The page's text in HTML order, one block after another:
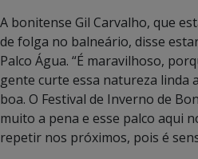
A bonitense Gil Carvalho, que
de folga no balneário, disse
Palco Água. “É maravilhoso,
gente curte essa natureza linda
boa. O Festival de Inverno de
muito a pena e esse palco aqui
repetir nos próximos, pois é